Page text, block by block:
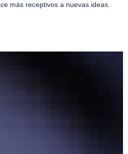
más receptivos a nuevas ideas.